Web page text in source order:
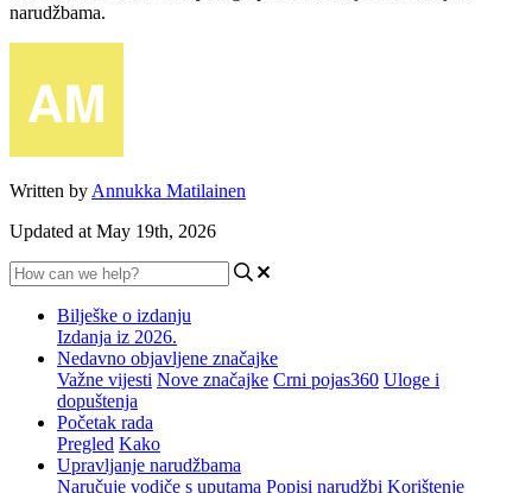
narudžbama.
Written by Annukka Matilainen
Updated at May 19th, 2026
Bilješke o izdanju
Izdanja iz 2026.
Nedavno objavljene značajke
Važne vijesti Nove značajke Crni pojas360 Uloge i
dopuštenja
Početak rada
Pregled Kako
Upravljanje narudžbama
Naručuje vodiče s uputama Popisi narudžbi Korištenje